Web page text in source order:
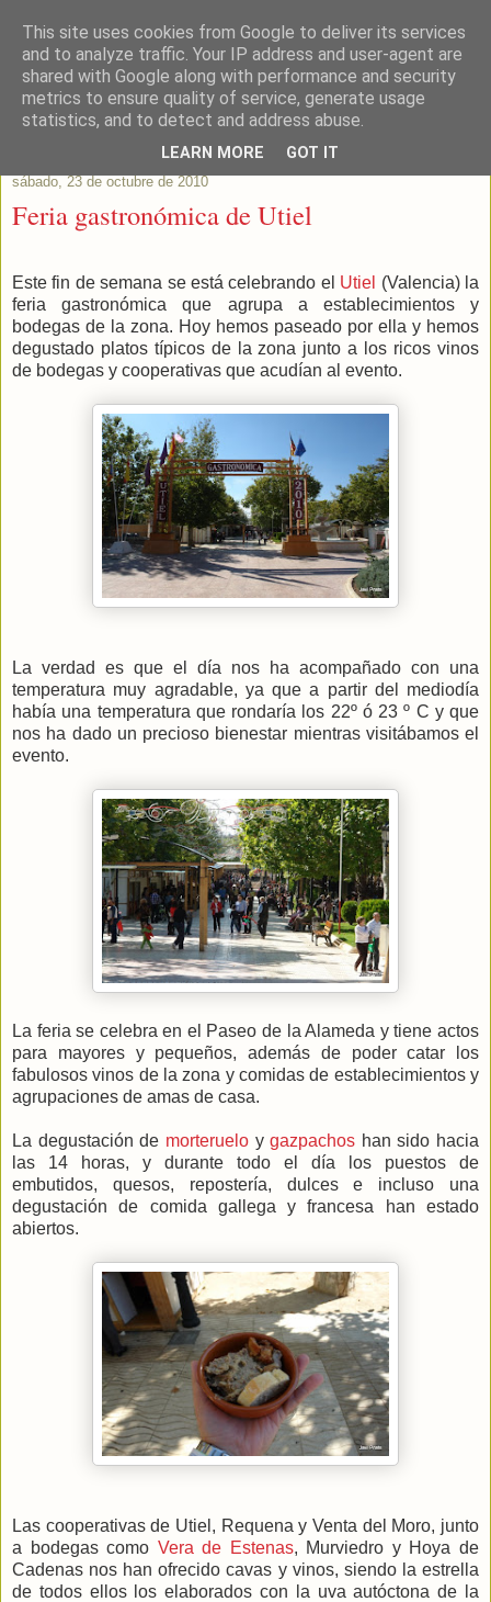
Este Vino Me Gusta
Vinos y más cosas
sábado, 23 de octubre de 2010
Feria gastronómica de Utiel
Este fin de semana se está celebrando el Utiel (Valencia) la
feria gastronómica que agrupa a establecimientos y
bodegas de la zona. Hoy hemos paseado por ella y hemos
degustado platos típicos de la zona junto a los ricos vinos
de bodegas y cooperativas que acudían al evento.
La verdad es que el día nos ha acompañado con una
temperatura muy agradable, ya que a partir del mediodía
había una temperatura que rondaría los 22º ó 23 º C y que
nos ha dado un precioso bienestar mientras visitábamos el
evento.
La feria se celebra en el Paseo de la Alameda y tiene actos
para mayores y pequeños, además de poder catar los
fabulosos vinos de la zona y comidas de establecimientos y
agrupaciones de amas de casa.
La degustación de morterueloygazpachos han sido hacia
las 14 horas, y durante todo el día los puestos de
embutidos, quesos, repostería, dulces e incluso una
degustación de comida gallega y francesa han estado
abiertos.
Las cooperativas de Utiel, Requena y Venta del Moro, junto
a bodegas como Vera de Estenas, Murviedro y Hoya de
Cadenas nos han ofrecido cavas y vinos, siendo la estrella
de todos ellos los elaborados con la uva autóctona de la
This site uses cookies from Google to deliver its services
and to analyze traffic. Your IP address and user-agent are
shared with Google along with performance and security
metrics to ensure quality of service, generate usage
statistics, and to detect and address abuse.
LEARN MORE GOT IT